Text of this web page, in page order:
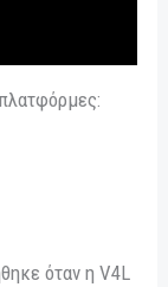
όταν η V4L